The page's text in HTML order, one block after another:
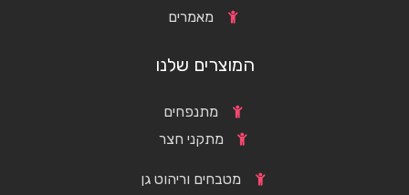
מאמרים
המוצרים שלנו
מתנפחים
מתקני חצר
מטבחים וריהוט גן